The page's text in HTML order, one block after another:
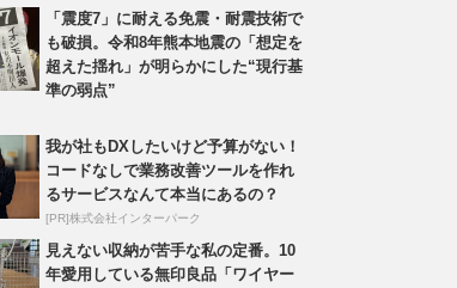
「震度7」に耐える免震・耐震技術で
も破損。令和8年熊本地震の「想定を
超えた揺れ」が明らかにした“現行基
準の弱点”
我が社もDXしたいけど予算がない！
コードなしで業務改善ツールを作れ
るサービスなんて本当にあるの？
[PR]株式会社インターパーク
見えない収納が苦手な私の定番。10
年愛用している無印良品「ワイヤー